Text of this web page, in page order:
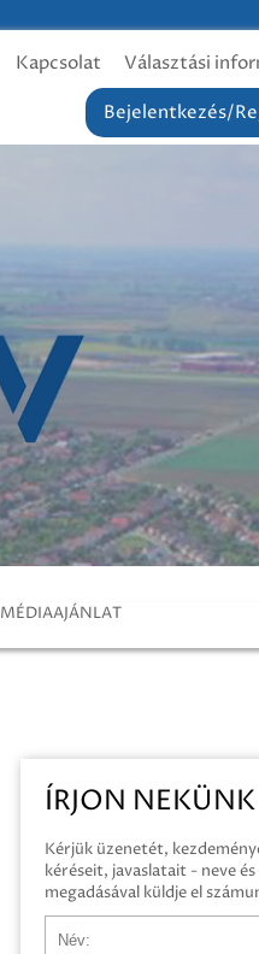
Kapcsolat Választási
Bejelentkezés/
MÉDIAAJÁNLAT
ÍRJON NEKÜNK
Kérjük üzenetét,
kéréseit, javaslatait - neve
megadásával küldje el